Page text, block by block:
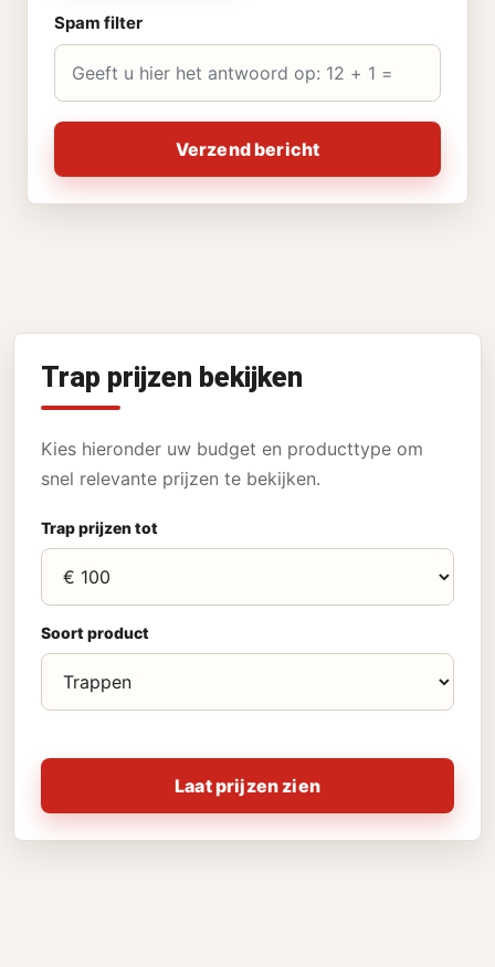
Spam filter
Verzend bericht
Trap prijzen bekijken
Kies hieronder uw budget en producttype om
snel relevante prijzen te bekijken.
Trap prijzen tot
Soort product